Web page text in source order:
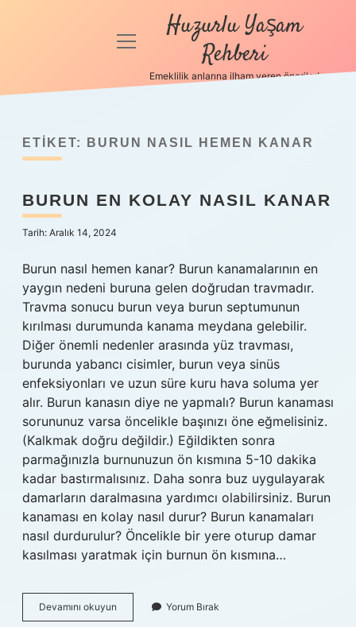
Anasayfa
Politikası
Hakkımızda
menüyü
Huzurlu Yaşam
Rehberi
Emeklilik anlarına ilham veren öneriler!
ETIKET: BURUN NASIL HEMEN KANAR
BURUN EN KOLAY NASIL KANAR
Tarih: Aralık 14, 2024
Burun nasıl hemen kanar? Burun kanamalarının en
yaygın nedeni buruna gelen doğrudan travmadır.
Travma sonucu burun veya burun septumunun
kırılması durumunda kanama meydana gelebilir.
Diğer önemli nedenler arasında yüz travması,
burunda yabancı cisimler, burun veya sinüs
enfeksiyonları ve uzun süre kuru hava soluma yer
alır. Burun kanasın diye ne yapmalı? Burun kanaması
sorununuz varsa öncelikle başınızı öne eğmelisiniz.
(Kalkmak doğru değildir.) Eğildikten sonra
parmağınızla burnunuzun ön kısmına 5-10 dakika
kadar bastırmalısınız. Daha sonra buz uygulayarak
damarların daralmasına yardımcı olabilirsiniz. Burun
kanaması en kolay nasıl durur? Burun kanamaları
nasıl durdurulur? Öncelikle bir yere oturup damar
kasılması yaratmak için burnun ön kısmına…
Devamını okuyun
En
Yorum Bırak